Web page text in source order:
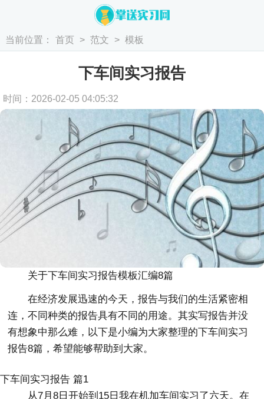
当前位置： 首页 > 范文 > 模板
下车间实习报告
时间：2026-02-05 04:05:32
关于下车间实习报告模板汇编8篇
在经济发展迅速的今天，报告与我们的生活紧密相
连，不同种类的报告具有不同的用途。其实写报告并没
有想象中那么难，以下是小编为大家整理的下车间实习
报告8篇，希望能够帮助到大家。
下车间实习报告 篇1
从7月8日开始到15日我在机加车间实习了六天。在